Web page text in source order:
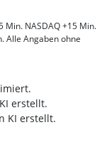
NASDAQ +15 Min.
Alle Angaben ohne
erstellt.
KI erstellt.